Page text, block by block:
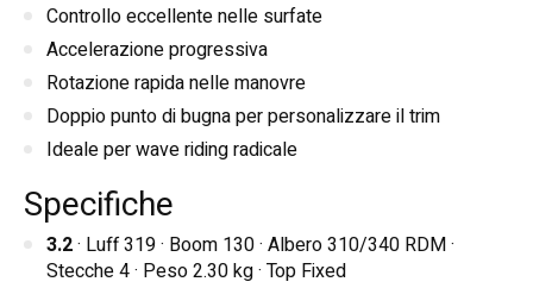
Controllo eccellente nelle surfate
Accelerazione progressiva
Rotazione rapida nelle manovre
Doppio punto di bugna per personalizzare il trim
Ideale per wave riding radicale
Specifiche
3.2· Luff 319 · Boom 130 · Albero 310/340 RDM ·
Stecche 4 · Peso 2.30 kg · Top Fixed